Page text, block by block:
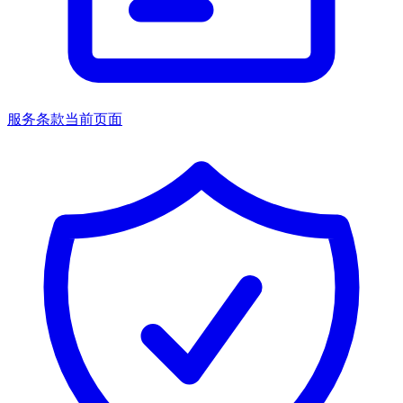
服务条款当前页面